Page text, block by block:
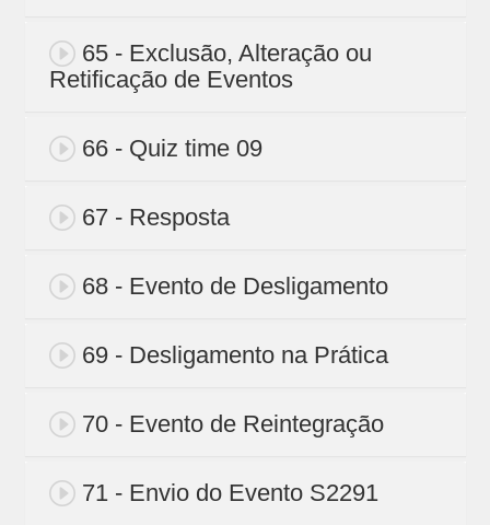
65 - Exclusão, Alteração ou
Retificação de Eventos
66 - Quiz time 09
67 - Resposta
68 - Evento de Desligamento
69 - Desligamento na Prática
70 - Evento de Reintegração
71 - Envio do Evento S2291